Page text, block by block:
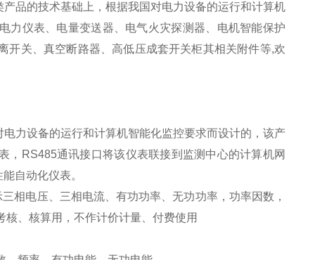
品的技术基础上，根据我国对电力设备的运行和计算机
力仪表、电量变送器、电气火灾探测器、电机智能保护
关、真空断路器、高低压成套开关柜其相关附件等,欢
力设备的运行和计算机智能化监控要求而设计的，该产
，RS485通讯接口将该仪表联接到监测中心的计算机网
自动化仪表。
相电压、三相电流、有功功率、无功功率，功率因数，
、核算用，不作计价计量、付费使用